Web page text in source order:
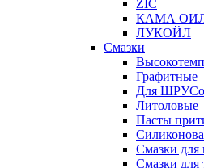
ZIC
КАМА
ЛУКОЙЛ
Смазки
Графитные
Для
Литоловые
Пасты
Смазки
Смазки для